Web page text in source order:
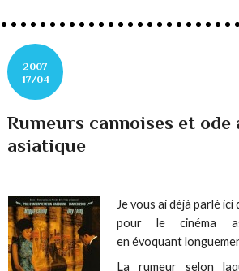
2007
17/04
Rumeurs cannoises et ode
asiatique
Je vous ai déjà parlé
pour le cinéma
en évoquant
La rumeur selon